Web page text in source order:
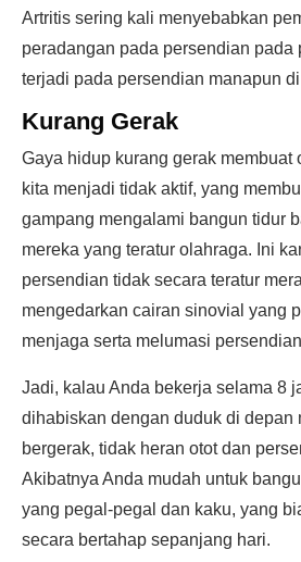
Artritis sering kali menyebabkan
peradangan pada persendian pada
terjadi pada persendian manapun
Kurang Gerak
Gaya hidup kurang gerak membuat
kita menjadi tidak aktif, yang
gampang mengalami bangun tidur
mereka yang teratur olahraga. Ini
persendian tidak secara teratur
mengedarkan cairan sinovial yang
menjaga serta melumasi
Jadi, kalau Anda bekerja selama 8
dihabiskan dengan duduk di depan
bergerak, tidak heran otot dan
Akibatnya Anda mudah untuk
yang pegal-pegal dan kaku, yang
secara bertahap sepanjang hari.